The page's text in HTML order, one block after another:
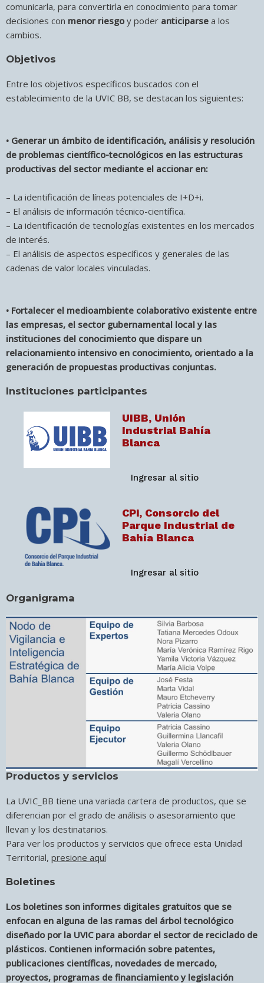
comunicarla, para convertirla en conocimiento para tomar
decisiones con menor riesgo y poder anticiparse a los
cambios.
Objetivos
Entre los objetivos específicos buscados con el
establecimiento de la UVIC BB, se destacan los siguientes:
• Generar un ámbito de identificación, análisis y resolución
de problemas científico-tecnológicos en las estructuras
productivas del sector mediante el accionar en:
– La identificación de líneas potenciales de I+D+i.
– El análisis de información técnico-científica.
– La identificación de tecnologías existentes en los mercados
de interés.
– El análisis de aspectos específicos y generales de las
cadenas de valor locales vinculadas.
• Fortalecer el medioambiente colaborativo existente entre
las empresas, el sector gubernamental local y las
instituciones del conocimiento que dispare un
relacionamiento intensivo en conocimiento, orientado a la
generación de propuestas productivas conjuntas.
Instituciones participantes
UIBB, Unión
Industrial Bahía
Blanca
Ingresar al sitio
CPi, Consorcio del
Parque Industrial de
Bahía Blanca
Ingresar al sitio
Organigrama
Productos y servicios
La UVIC_BB tiene una variada cartera de productos, que se
diferencian por el grado de análisis o asesoramiento que
llevan y los destinatarios.
Para ver los productos y servicios que ofrece esta Unidad
Territorial, presione aquí
Boletines
Los boletines son informes digitales gratuitos que se
enfocan en alguna de las ramas del árbol tecnológico
diseñado por la UVIC para abordar el sector de reciclado de
plásticos. Contienen información sobre patentes,
publicaciones científicas, novedades de mercado,
proyectos, programas de financiamiento y legislación